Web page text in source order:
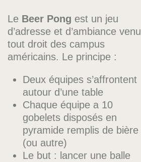
Le Beer Pong est un jeu
d’adresse et d’ambiance venu
tout droit des campus
américains. Le principe :
Deux équipes s’affrontent
autour d’une table
Chaque équipe a 10
gobelets disposés en
pyramide remplis de bière
(ou autre)
Le but : lancer une balle